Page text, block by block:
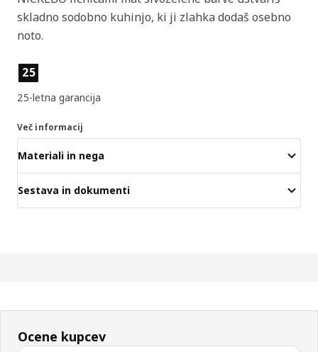
skladno sodobno kuhinjo, ki ji zlahka dodaš osebno
noto.
Lastnosti izdelka
25
25-letna garancija
Več informacij
Materiali in nega
Sestava in dokumenti
Ocene kupcev